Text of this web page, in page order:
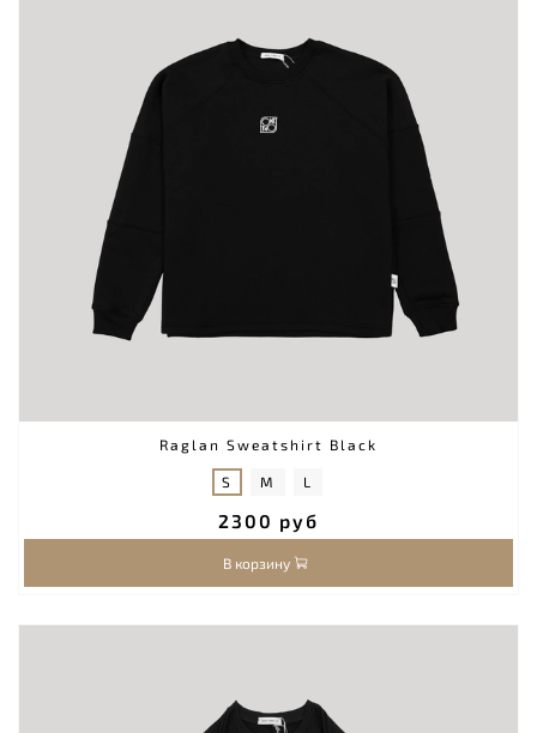
Raglan Sweatshirt Black
S M L
2300 руб
В корзину